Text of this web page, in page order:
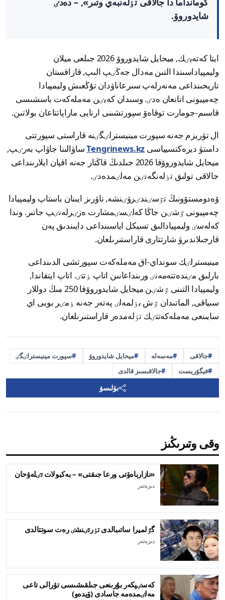
شايدوروۆ.
ايتا كەتەيٸك, ميحايل شايدوروۆ 2026 جىلعى ميلان
وليمپياداسىندا التىن مەدال جەڭٸپ الىپ, قازاقستان
تاريحىنداعى مەنەرلەپ سىرعاناۋدان تۇڭعىش وليمپيادا
چەمپيونى اتانعان ەدٸ. وسىدان كەيٸن مەملەكەت باسشىسى
قاسىم-جومارت توقاەۆ سپورتشىنى ارنايى ماراپاتتاعان بولاتىن.
ال تۋريزم جەنە سپورت مينيسترلٸگٸنە قاراستى سپورتتى
دامىتۋ ديرەكتسيياسى Tengrinews.kzساۋالىنا جاۋاپ بەرٸپ,
ميحايل شايدوروۆقا 2026 جىلدىڭ قاڭتار جەنە اقپان ايلارىنداعى
جالاقى تولىق تٶلەنگەنٸن مەلٸمدەدٸ.
ۆەدومستۆونىڭ تٷسٸندٸرۋٸنشە, ناۋرىز ايىنان باستاپ وليمپيادا
چەمپيونى ٷشٸن جاڭا كەلٸسٸمشارت ەزٸرلەنٸپ جاتىر. وندا
كەلەسٸ وليمپيادالىق تسيكل اياسىنداعى دايىندىق پەن
قارجىلاندىرۋ شارتتارى قاراستىرىلعان.
مينيسترلٸك سونداي-اق مەملەكەت سپورتشى الدىنداعى
بارلىق مٸندەتتەمەنٸ ورىنداعانىن اتاپ ٶتتٸ. اتاپ ايتقاندا,
وليمپيادا التىنى ٷشٸن ميحايل شايدوروۆقا 250 مىڭ دوللار
سىياقى, الماتىدان ٷش بٶلمەلٸ پەتەر جەنە ٶمٸر بويى اي
سايىنعى مەملەكەتتٸك تٶلەمدەر قاراستىرىلعان.
جالاقى مەسەلە ميحايل شايدوروۆ
سپورت مينيسترلٸگٸ
فيگۋريست
جالاقىسىز قالدى
بۆلىسۋ
وقى وتىرىڭىز
«نازارباەۆتى ورعا جىقتى» – بەكبولات تٸلەۋحان
دىزەتەر
گٷلميرا ساتىبالدى تٶرتٸنشٸ رەت سوتتالدى
دىزەتەر
كەسٸپكەر بۇرىنعى جىلقىشىسى تۋرالى تاعى
مەلٸمدەمە جاسادى (ۆيدەو)